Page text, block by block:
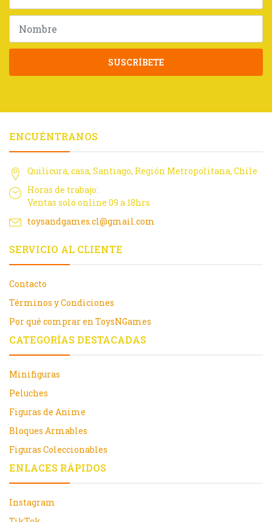
SUSCRÍBETE
ENCUÉNTRANOS
Quilicura, casa, Santiago, Región Metropolitana, Chile
Horas de trabajo:
Ventas solo online 09 a 18hrs
toysandgames.cl@gmail.com
SERVICIO AL CLIENTE
Contacto
Términos y Condiciones
Por qué comprar en ToysNGames
CATEGORÍAS DESTACADAS
Minifiguras
Peluches
Figuras de Anime
Bloques Armables
Figuras Coleccionables
ENLACES RÁPIDOS
Instagram